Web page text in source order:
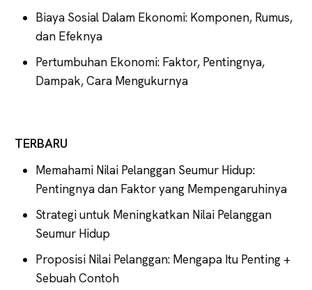
Biaya Sosial Dalam Ekonomi: Komponen, Rumus,
dan Efeknya
Pertumbuhan Ekonomi: Faktor, Pentingnya,
Dampak, Cara Mengukurnya
TERBARU
Memahami Nilai Pelanggan Seumur Hidup:
Pentingnya dan Faktor yang Mempengaruhinya
Strategi untuk Meningkatkan Nilai Pelanggan
Seumur Hidup
Proposisi Nilai Pelanggan: Mengapa Itu Penting +
Sebuah Contoh